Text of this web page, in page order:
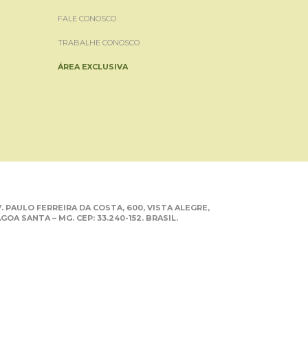
FALE CONOSCO
TRABALHE CONOSCO
ÁREA EXCLUSIVA
PAULO FERREIRA DA COSTA, 600, VISTA ALEGRE,
SANTA – MG. CEP: 33.240-152. BRASIL.